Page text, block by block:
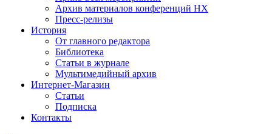
Архив материалов конференций НХ
Пресс-релизы
История
От главного редактора
Библиотека
Статьи в журнале
Мультимедийный архив
Интернет-Магазин
Статьи
Подписка
Контакты